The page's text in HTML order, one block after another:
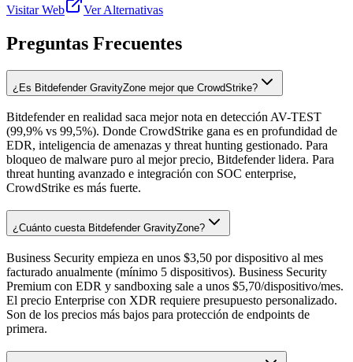
Visitar Web Ver Alternativas
Preguntas Frecuentes
¿Es Bitdefender GravityZone mejor que CrowdStrike?
Bitdefender en realidad saca mejor nota en detección AV-TEST
(99,9% vs 99,5%). Donde CrowdStrike gana es en profundidad de
EDR, inteligencia de amenazas y threat hunting gestionado. Para
bloqueo de malware puro al mejor precio, Bitdefender lidera. Para
threat hunting avanzado e integración con SOC enterprise,
CrowdStrike es más fuerte.
¿Cuánto cuesta Bitdefender GravityZone?
Business Security empieza en unos $3,50 por dispositivo al mes
facturado anualmente (mínimo 5 dispositivos). Business Security
Premium con EDR y sandboxing sale a unos $5,70/dispositivo/mes.
El precio Enterprise con XDR requiere presupuesto personalizado.
Son de los precios más bajos para protección de endpoints de
primera.